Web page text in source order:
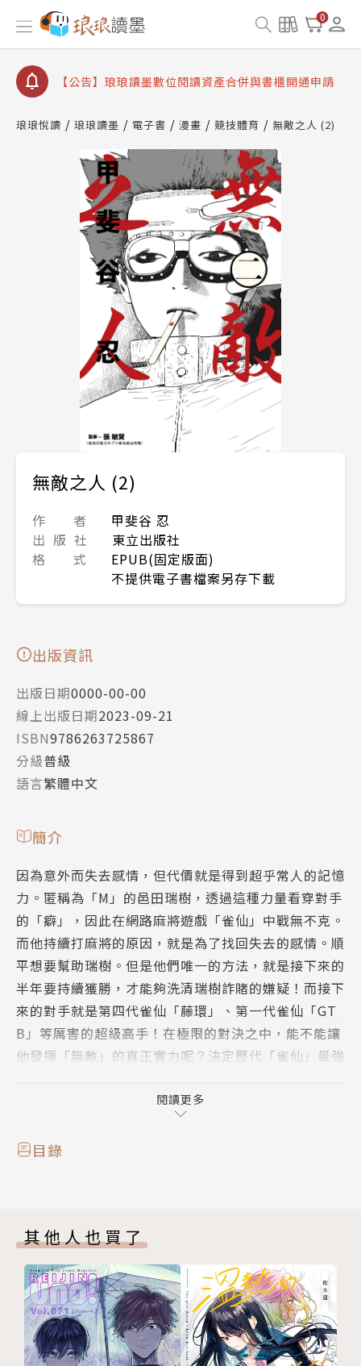
0
【公告】琅琅書店服務升級重要說明及資產合併結果
查詢
【公告】8/10、8/13 行動網路降速演練提醒
【公告】琅琅讀墨數位閱讀資產合併與書櫃開通申請
請圖文教學
【公告】琅琅書店服務升級重要說明及資產合併結果
【公告】8/10、8/13 行動網路降速演練提醒
琅琅悅讀 琅琅讀墨 電子書 漫畫 競技體育 無敵之人 (2)
無敵之人 (2)
作 者
甲斐谷 忍
出 版 社
東立出版社
格 式
EPUB(固定版面)
不提供電子書檔案另存下載
出版資訊
出版日期0000-00-00
線上出版日期2023-09-21
ISBN9786263725867
分級普級
語言繁體中文
簡介
因為意外而失去感情，但代價就是得到超乎常人的記憶
力。匿稱為「M」的邑田瑞樹，透過這種力量看穿對手
的「癖」，因此在網路麻將遊戲「雀仙」中戰無不克。
而他持續打麻將的原因，就是為了找回失去的感情。順
平想要幫助瑞樹。但是他們唯一的方法，就是接下來的
半年要持續獲勝，才能夠洗清瑞樹詐賭的嫌疑！而接下
來的對手就是第四代雀仙「藤環」、第一代雀仙「GT
B」等厲害的超級高手！在極限的對決之中，能不能讓
他發揮「無敵」的真正實力呢？決定歷代「雀仙」最強
閱讀更多
目錄
其他人也買了